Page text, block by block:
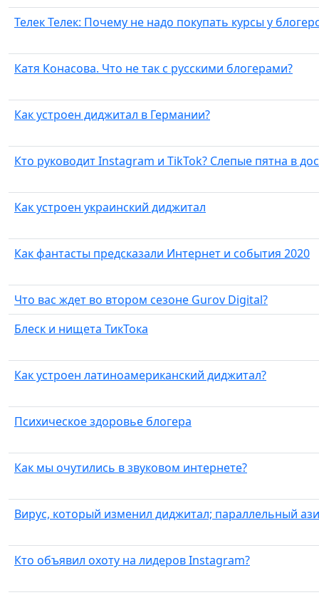
Телек Телек: Почему не надо покупать курсы у
Катя Конасова. Что не так с русскими блогерами?
Как устроен диджитал в Германии?
Кто руководит Instagram и TikTok? Слепые пятна в
Как устроен украинский диджитал
Как фантасты предсказали Интернет и события 2020
Что вас ждет во втором сезоне Gurov Digital?
Блеск и нищета ТикТока
Как устроен латиноамериканский диджитал?
Психическое здоровье блогера
Как мы очутились в звуковом интернете?
Вирус, который изменил диджитал; параллельный
Кто объявил охоту на лидеров Instagram?